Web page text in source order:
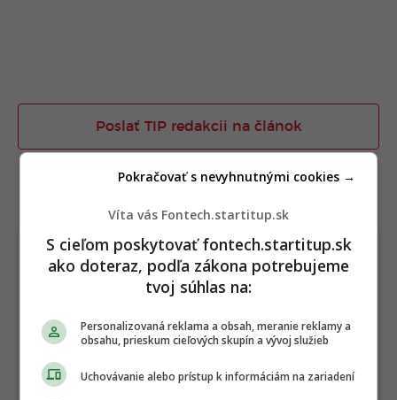
Poslať TIP redakcii na článok
Víta vás Fontech.startitup.sk
S cieľom poskytovať fontech.startitup.sk
ako doteraz, podľa zákona potrebujeme
tvoj súhlas na:
Personalizovaná reklama a obsah, meranie reklamy a
obsahu, prieskum cieľových skupín a vývoj služieb
Uchovávanie alebo prístup k informáciám na zariadení
Pokračovať s nevyhnutnými cookies →